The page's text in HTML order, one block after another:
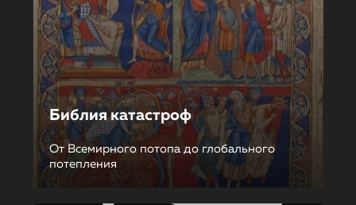
Библия катастроф
От Всемирного потопа до глобального
потепления